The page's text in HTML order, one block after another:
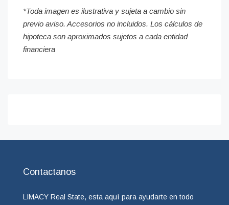
*Toda imagen es ilustrativa y sujeta a cambio sin
previo aviso. Accesorios no incluidos. Los cálculos de
hipoteca son aproximados sujetos a cada entidad
financiera
Contactanos
LIMACY Real State, esta aquí para ayudarte en todo